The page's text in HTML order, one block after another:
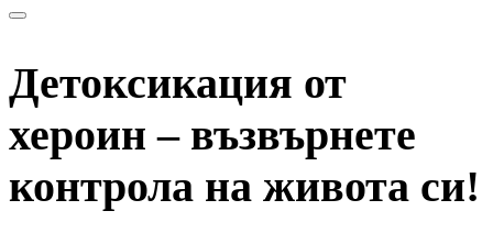
Детоксикация от
хероин – възвърнете
контрола на живота си!